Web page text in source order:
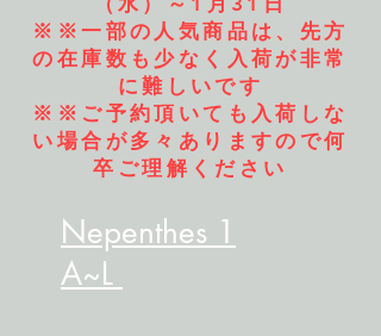
​※※一部の人気商品は、先方
の在庫数も少なく入荷が非常
に難しいです
​※※ご予約頂いても入荷しな
い場合が多々ありますので何
卒ご理解ください
Nepenthes 1
A~L